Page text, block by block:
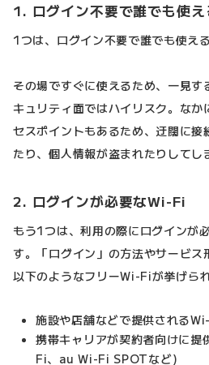
1. ログイン不要で誰でも使
1つは、ログイン不要で誰でも使え
その場ですぐに使えるため、一見
キュリティ面ではハイリスク。なか
セスポイントもあるため、迂闊に接
たり、個人情報が盗まれたりしてし
2. ログインが必要なWi-Fi
もう1つは、利用の際にログインが
す。「ログイン」の方法やサービ
以下のようなフリーWi-Fiが挙げられ
施設や店舗などで提供される
携帯キャリアが契約者向けに
Fi、au Wi-Fi SPOTなど)